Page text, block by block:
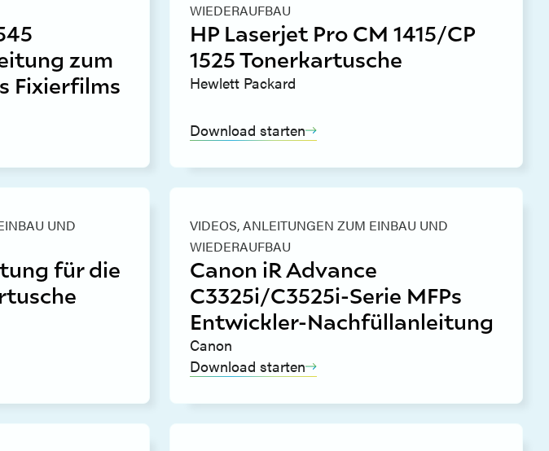
zum
Fixierfilms
WIEDERAUFBAU
HP Laserjet Pro CM 1415/CP
1525 Tonerkartusche
Hewlett Packard
Download starten
UND
für die
VIDEOS,ANLEITUNGEN ZUM EINBAU UND
WIEDERAUFBAU
Canon iR Advance
C3325i/C3525i-Serie MFPs
Entwickler-Nachfüllanleitung
Canon
Download starten